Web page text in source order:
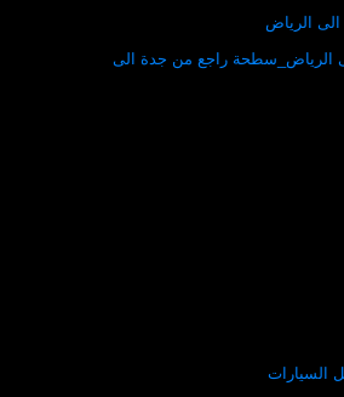
الرياض
الرياض_سطحة راجع من جدة الى
السيارات